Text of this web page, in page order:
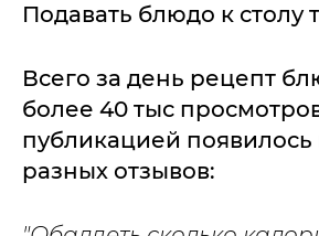
Подавать блюдо к столу
Всего за день рецепт
более 40 тыс
публикацией появилось
разных отзывов: